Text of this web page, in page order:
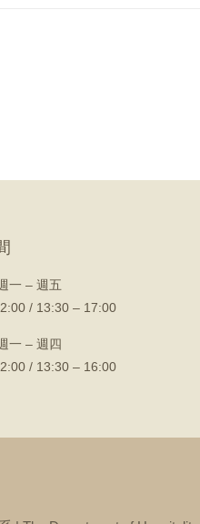
一 – 週五
/ 13:30 – 17:00
一 – 週四
/ 13:30 – 16:00